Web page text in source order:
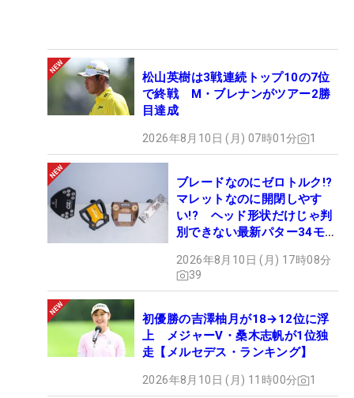
松山英樹は3戦連続トップ10の7位
で終戦 M・ブレナンがツアー2勝
目達成
2026年8月10日 (月) 07時01分 1
ブレードなのにゼロトルク!?
マレットなのに開閉しやす
い!? ヘッド形状だけじゃ判
別できない最新パター34モデ
#ギアカタログ2026
2026年8月10日 (月) 17時08分
39
初優勝の吉澤柚月が18→12位に浮
上 メジャーV・桑木志帆が1位独
走【メルセデス・ランキング】
2026年8月10日 (月) 11時00分 1